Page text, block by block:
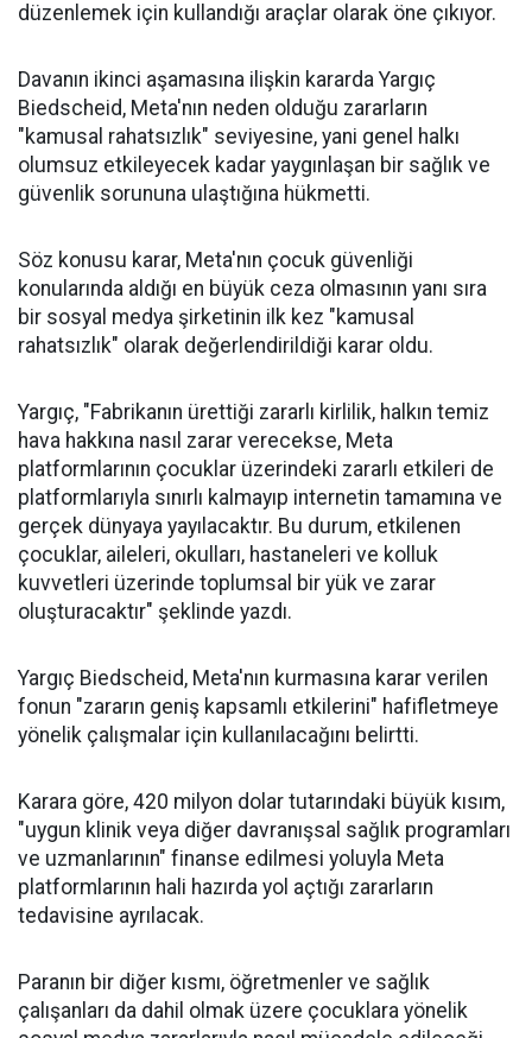
düzenlemek için kullandığı araçlar olarak öne çıkıyor.
Davanın ikinci aşamasına ilişkin kararda Yargıç
Biedscheid, Meta'nın neden olduğu zararların
"kamusal rahatsızlık" seviyesine, yani genel halkı
olumsuz etkileyecek kadar yaygınlaşan bir sağlık ve
güvenlik sorununa ulaştığına hükmetti.
Söz konusu karar, Meta'nın çocuk güvenliği
konularında aldığı en büyük ceza olmasının yanı sıra
bir sosyal medya şirketinin ilk kez "kamusal
rahatsızlık" olarak değerlendirildiği karar oldu.
Yargıç, "Fabrikanın ürettiği zararlı kirlilik, halkın temiz
hava hakkına nasıl zarar verecekse, Meta
platformlarının çocuklar üzerindeki zararlı etkileri de
platformlarıyla sınırlı kalmayıp internetin tamamına ve
gerçek dünyaya yayılacaktır. Bu durum, etkilenen
çocuklar, aileleri, okulları, hastaneleri ve kolluk
kuvvetleri üzerinde toplumsal bir yük ve zarar
oluşturacaktır" şeklinde yazdı.
Yargıç Biedscheid, Meta'nın kurmasına karar verilen
fonun "zararın geniş kapsamlı etkilerini" hafifletmeye
yönelik çalışmalar için kullanılacağını belirtti.
Karara göre, 420 milyon dolar tutarındaki büyük kısım,
"uygun klinik veya diğer davranışsal sağlık programları
ve uzmanlarının" finanse edilmesi yoluyla Meta
platformlarının hali hazırda yol açtığı zararların
tedavisine ayrılacak.
Paranın bir diğer kısmı, öğretmenler ve sağlık
çalışanları da dahil olmak üzere çocuklara yönelik